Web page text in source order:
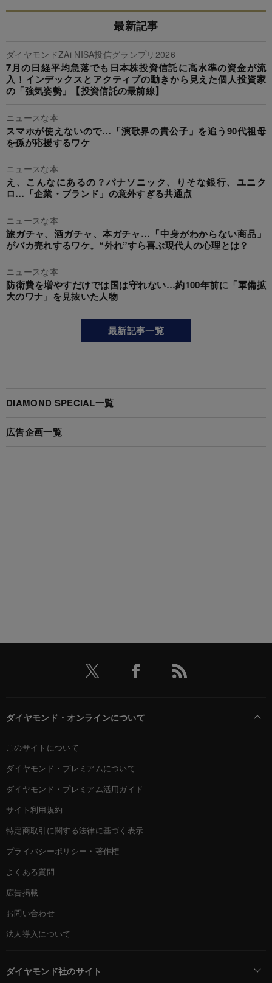
最新記事
ダイヤモンドZAi NISA投信グランプリ2026
7月の日経平均急落でも日本株投資信託に高水準の資金が流
入！インデックスとアクティブの動きから見えた個人投資家
の「強気姿勢」【投資信託の最前線】
ニュースな本
スマホが使えないので…「演歌界の貴公子」を追う90代祖母
を孫が応援するワケ
ニュースな本
え、こんなにあるの？パナソニック、りそな銀行、ユニク
ロ…「企業・ブランド」の意外すぎる共通点
ニュースな本
旅ガチャ、酒ガチャ、本ガチャ…「中身がわからない商品」
がバカ売れするワケ。“外れ”すら喜ぶ現代人の心理とは？
ニュースな本
防衛費を増やすだけでは国は守れない…約100年前に「軍備拡
大のワナ」を見抜いた人物
最新記事一覧
DIAMOND SPECIAL一覧
広告企画一覧
ダイヤモンド・オンラインについて
このサイトについて
ダイヤモンド・プレミアムについて
ダイヤモンド・プレミアム活用ガイド
サイト利用規約
特定商取引に関する法律に基づく表示
プライバシーポリシー・著作権
よくある質問
広告掲載
お問い合わせ
法人導入について
ダイヤモンド社のサイト